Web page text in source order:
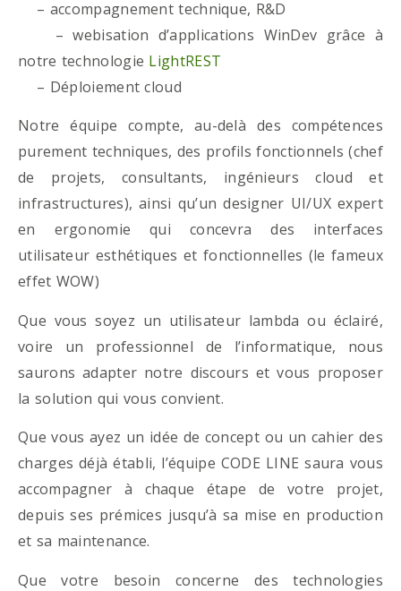
– accompagnement technique, R&D
– webisation d’applications WinDev grâce à
notre technologie LightREST
– Déploiement cloud
Notre équipe compte, au-delà des compétences
purement techniques, des profils fonctionnels (chef
de projets, consultants, ingénieurs cloud et
infrastructures), ainsi qu’un designer UI/UX expert
en ergonomie qui concevra des interfaces
utilisateur esthétiques et fonctionnelles (le fameux
effet WOW)
Que vous soyez un utilisateur lambda ou éclairé,
voire un professionnel de l’informatique, nous
saurons adapter notre discours et vous proposer
la solution qui vous convient.
Que vous ayez un idée de concept ou un cahier des
charges déjà établi, l’équipe CODE LINE saura vous
accompagner à chaque étape de votre projet,
depuis ses prémices jusqu’à sa mise en production
et sa maintenance.
Que votre besoin concerne des technologies